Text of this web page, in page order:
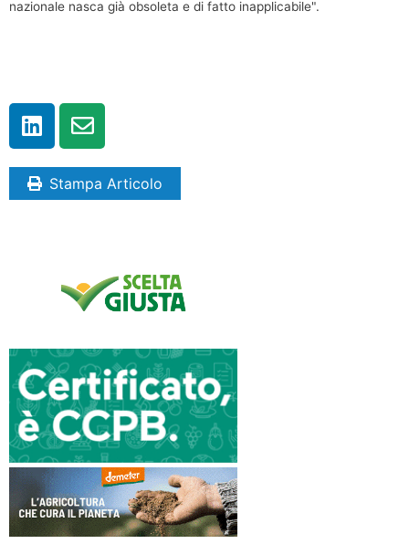
nazionale nasca già obsoleta e di fatto inapplicabile".
Stampa Articolo